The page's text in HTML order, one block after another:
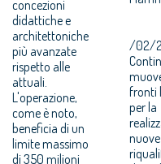
concezioni
didattiche e
architettoniche
più avanzate
rispetto alle
attuali.
L'operazione,
come è noto,
beneficia di un
limite massimo
di 350 milioni
/02/
fronti
per la